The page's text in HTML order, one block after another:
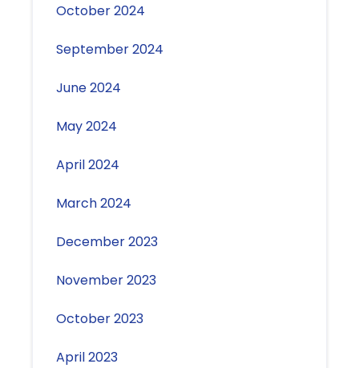
October 2024
September 2024
June 2024
May 2024
April 2024
March 2024
December 2023
November 2023
October 2023
April 2023